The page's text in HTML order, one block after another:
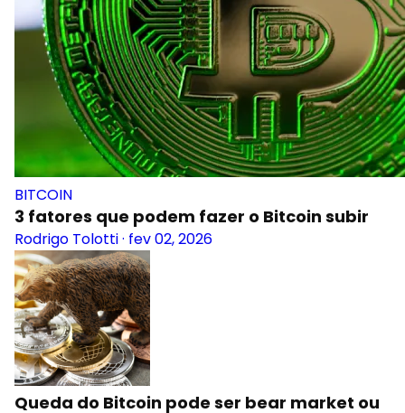
BITCOIN
3 fatores que podem fazer o Bitcoin subir
Rodrigo Tolotti· fev 02, 2026
Queda do Bitcoin pode ser bear market ou